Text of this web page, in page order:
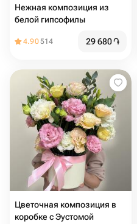
Нежная композиция из
белой гипсофилы
4.90514 29 680֏
Цветочная композиция в
коробке с Эустомой